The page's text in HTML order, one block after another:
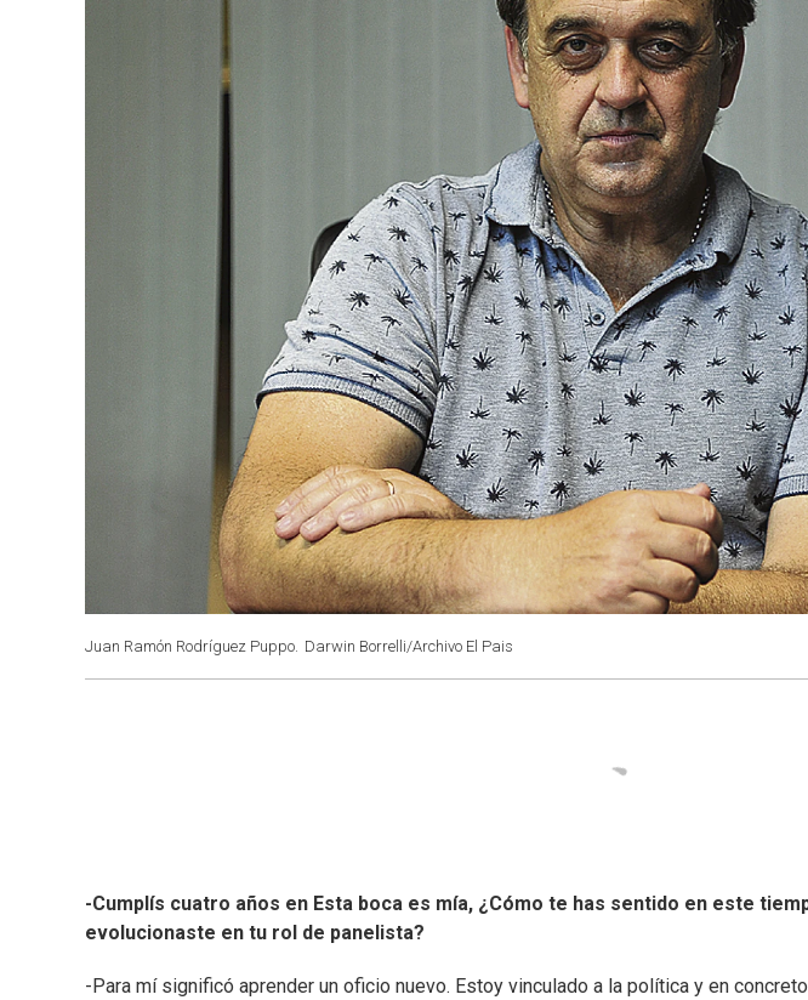
Juan Ramón Rodríguez Puppo. Darwin Borrelli/Archivo El Pais
-Cumplís cuatro años en Esta boca es mía, ¿Cómo te has sentido en este
evolucionaste en tu rol de panelista?
-Para mí significó aprender un oficio nuevo. Estoy vinculado a la política y en